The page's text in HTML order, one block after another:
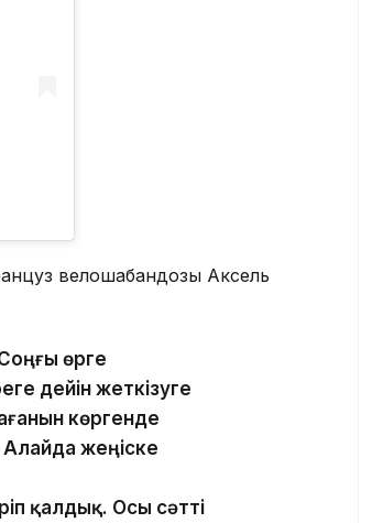
велошабандозы Аксель
өрге
дейін жеткізуге
көргенде
жеңіске
қалдық. Осы сәтті